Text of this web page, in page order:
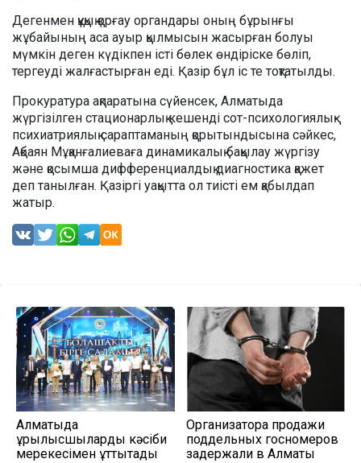
Дегенмен құқық қорғау органдары оның бұрынғы
жұбайының аса ауыр қылмысын жасырған болуы
мүмкін деген күдікпен істі бөлек өндіріске бөліп,
тергеуді жалғастырған еді. Қазір бұл іс те тоқтатылды.
Прокуратура ақпаратына сүйенсек, Алматыда
жүргізілген стационарлық кешенді сот-психологиялық-
психиатриялық сараптаманың қорытындысына сәйкес,
Ақбаян Мұқанғалиеваға динамикалық бақылау жүргізу
және қосымша дифференциалдық диагностика қажет
деп танылған. Қазіргі уақытта ол тиісті ем қабылдап
жатыр.
Алматыда
құрылысшыларды кәсіби
мерекесімен құттықтады
Организатора продажи
поддельных госномеров
задержали в Алматы